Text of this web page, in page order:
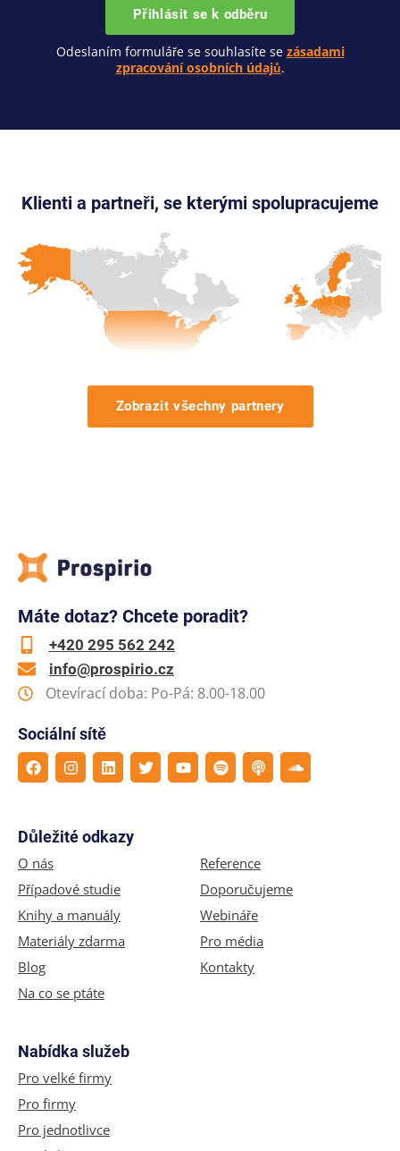
Přihlásit se k odběru
Odeslaním formuláře se souhlasíte se zásadami
zpracování osobních údajů.
Klienti a partneři, se kterými spolupracujeme
Zobrazit všechny partnery
Máte dotaz? Chcete poradit?
+420 295 562 242
info@prospirio.cz
Otevírací doba: Po-Pá: 8.00-18.00
Sociální sítě
Důležité odkazy
O nás
Případové studie
Knihy a manuály
Materiály zdarma
Blog
Na co se ptáte
Reference
Doporučujeme
Webináře
Pro média
Kontakty
Nabídka služeb
Pro velké firmy
Pro firmy
Pro jednotlivce